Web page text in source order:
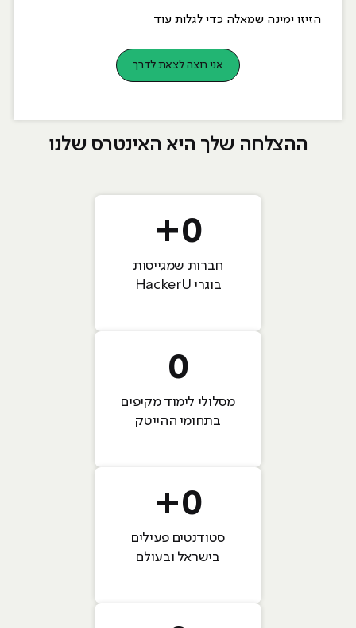
הזיזו ימינה שמאלה כדי לגלות עוד
אני רוצה לצאת לדרך
ההצלחה שלך היא האינטרס שלנו
+0
חברות שמגייסות
בוגרי HackerU
0
מסלולי לימוד מקיפים
בתחומי ההייטק
+0
סטודנטים פעילים
בישראל ובעולם